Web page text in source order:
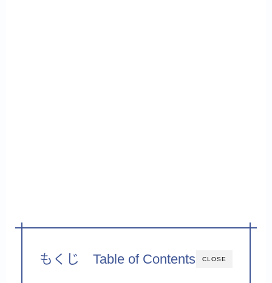
CLOSE
もくじ Table of Contents